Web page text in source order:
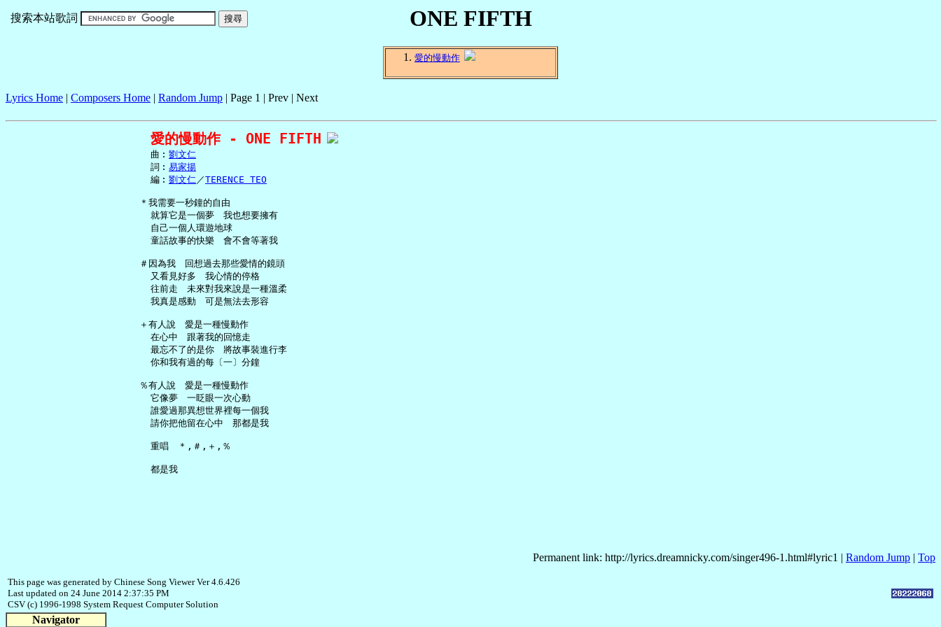
ONE FIFTH
搜索本站歌詞
愛的慢動作
Lyrics Home | Composers Home | Random Jump | Page 1 | Prev | Next
愛的慢動作 - ONE FIFTH
     曲︰
劉文仁
     詞︰
易家揚
     編︰
劉文仁／TERENCE TEO
   ＊我需要一秒鐘的自由
     就算它是一個夢　我也想要擁有
     自己一個人環遊地球
     童話故事的快樂　會不會等著我
   ＃因為我　回想過去那些愛情的鏡頭
     又看見好多　我心情的停格
     往前走　未來對我來說是一種溫柔
     我真是感動　可是無法去形容
   ＋有人說　愛是一種慢動作
     在心中　跟著我的回憶走
     最忘不了的是你　將故事裝進行李
     你和我有過的每〔一〕分鐘
   ％有人說　愛是一種慢動作
     它像夢　一眨眼一次心動
     誰愛過那異想世界裡每一個我
     請你把他留在心中　那都是我
     重唱　＊,＃,＋,％
Permanent link: http://lyrics.dreamnicky.com/singer496-1.html#lyric1 | Random Jump | Top
This page was generated by Chinese Song Viewer Ver 4.6.426
Last updated on 24 June 2014 2:37:35 PM
CSV (c) 1996-1998 System Request Computer Solution
Navigator